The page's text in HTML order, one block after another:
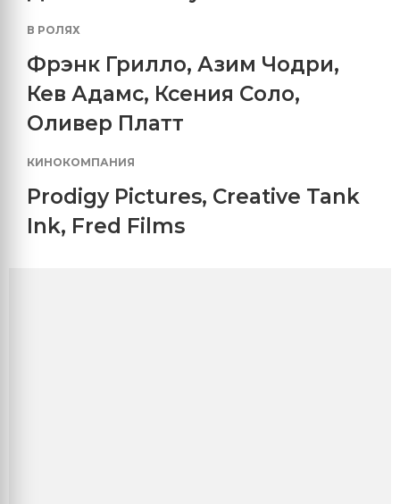
В РОЛЯХ
Фрэнк Грилло, Азим Чодри,
Кев Адамс, Ксения Соло,
Оливер Платт
КИНОКОМПАНИЯ
Prodigy Pictures, Creative Tank
Ink, Fred Films